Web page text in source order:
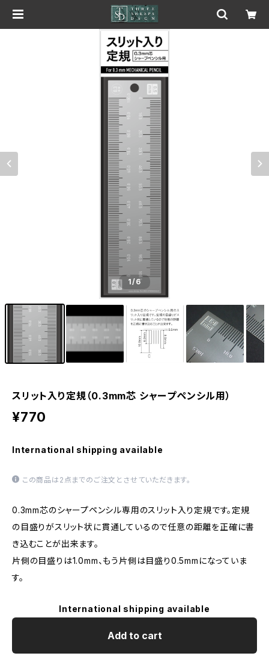
1/6
スリット入り定規（0.3mm芯 シャープペンシル用）
¥770
International shipping available
この商品は2点までのご注文とさせていただきます。
0.3mm芯のシャープペンシル専用のスリット入り定規です。定規
の目盛りがスリット状に貫通しているので任意の距離を正確に書
き込むことが出来ます。
片側の目盛りは1.0mm、もう片側は目盛り0.5mmになっていま
す。
International shipping available
Add to cart